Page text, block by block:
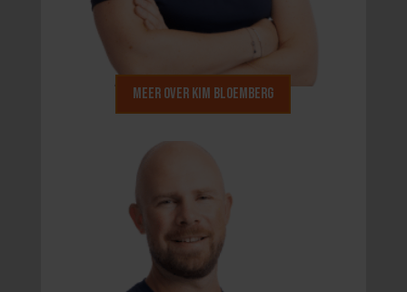
Meer over Kim Bloemberg